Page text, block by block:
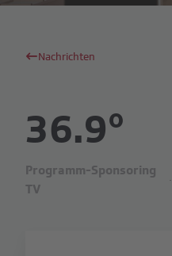
Nachrichten
36.9°
Programm-Sponsoring
TV
·